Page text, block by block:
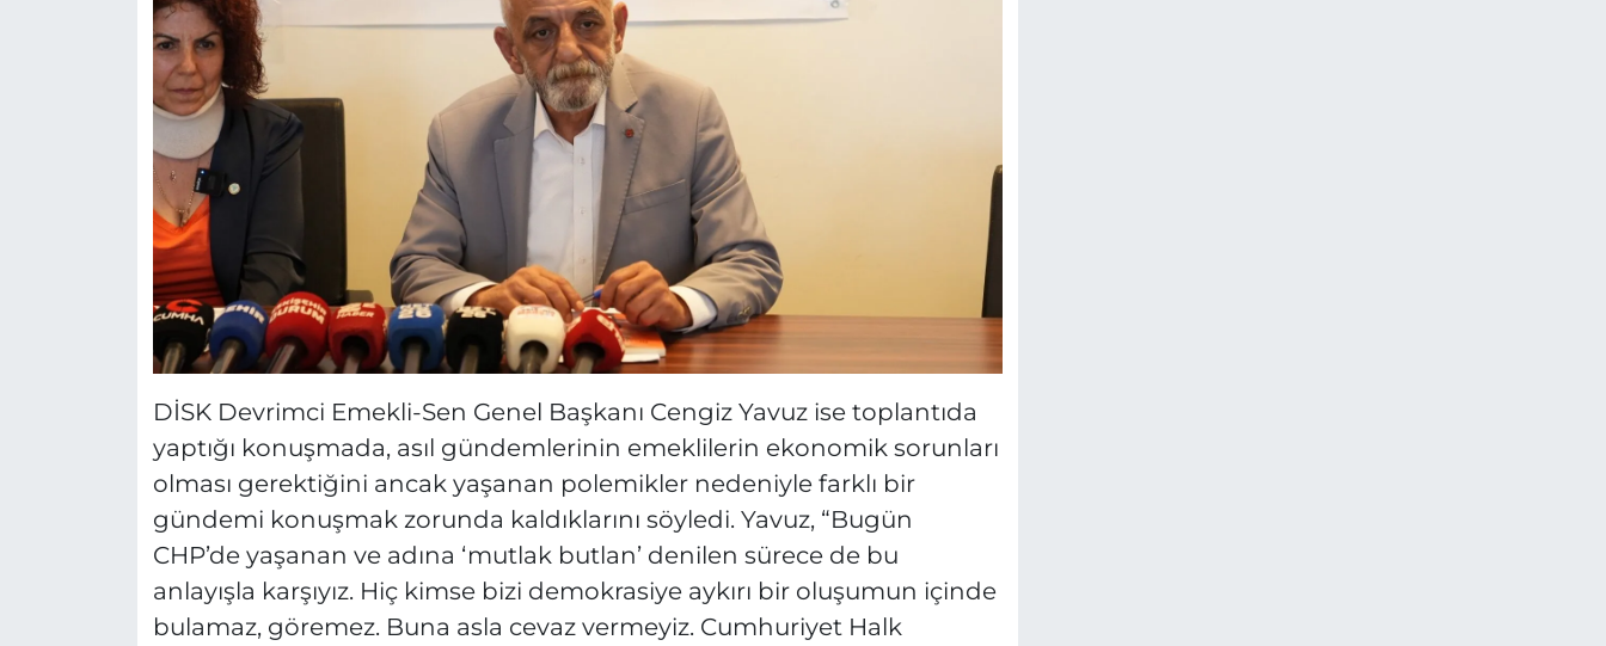
DİSK Devrimci Emekli-Sen Genel Başkanı Cengiz Yavuz ise toplantıda
yaptığı konuşmada, asıl gündemlerinin emeklilerin ekonomik sorunları
olması gerektiğini ancak yaşanan polemikler nedeniyle farklı bir
gündemi konuşmak zorunda kaldıklarını söyledi. Yavuz, “Bugün
CHP’de yaşanan ve adına ‘mutlak butlan’ denilen sürece de bu
anlayışla karşıyız. Hiç kimse bizi demokrasiye aykırı bir oluşumun içinde
bulamaz, göremez. Buna asla cevaz vermeyiz. Cumhuriyet Halk